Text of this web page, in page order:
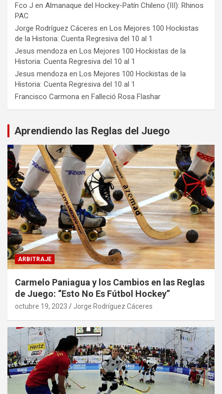
Fco J en Almanaque del Hockey-Patín Chileno (III): Rhinos
PAC
Jorge Rodríguez Cáceres en Los Mejores 100 Hockistas
de la Historia: Cuenta Regresiva del 10 al 1
Jesus mendoza en Los Mejores 100 Hockistas de la
Historia: Cuenta Regresiva del 10 al 1
Jesus mendoza en Los Mejores 100 Hockistas de la
Historia: Cuenta Regresiva del 10 al 1
Francisco Carmona en Falleció Rosa Flashar
Aprendiendo las Reglas del Juego
ARBITRAJE
Carmelo Paniagua y los Cambios en las Reglas
de Juego: “Esto No Es Fútbol Hockey”
octubre 19, 2023 Jorge Rodríguez Cáceres